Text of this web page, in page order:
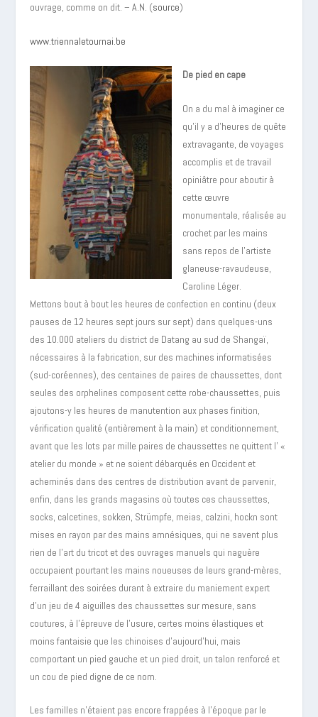
ouvrage, comme on dit. – A.N. (source)
www.triennaletournai.be
De pied en cape
On a du mal à imaginer ce
qu’il y a d’heures de quête
extravagante, de voyages
accomplis et de travail
opiniâtre pour aboutir à
cette œuvre
monumentale, réalisée au
crochet par les mains
sans repos de l’artiste
glaneuse-ravaudeuse,
Caroline Léger.
Mettons bout à bout les heures de confection en continu (deux
pauses de 12 heures sept jours sur sept) dans quelques-uns
des 10.000 ateliers du district de Datang au sud de Shangaï,
nécessaires à la fabrication, sur des machines informatisées
(sud-coréennes), des centaines de paires de chaussettes, dont
seules des orphelines composent cette robe-chaussettes, puis
ajoutons-y les heures de manutention aux phases finition,
vérification qualité (entièrement à la main) et conditionnement,
avant que les lots par mille paires de chaussettes ne quittent l’ «
atelier du monde » et ne soient débarqués en Occident et
acheminés dans des centres de distribution avant de parvenir,
enfin, dans les grands magasins où toutes ces chaussettes,
socks, calcetines, sokken, Strümpfe, meias, calzini, hockn sont
mises en rayon par des mains amnésiques, qui ne savent plus
rien de l’art du tricot et des ouvrages manuels qui naguère
occupaient pourtant les mains noueuses de leurs grand-mères,
ferraillant des soirées durant à extraire du maniement expert
d’un jeu de 4 aiguilles des chaussettes sur mesure, sans
coutures, à l’épreuve de l’usure, certes moins élastiques et
moins fantaisie que les chinoises d’aujourd’hui, mais
comportant un pied gauche et un pied droit, un talon renforcé et
un cou de pied digne de ce nom.
Les familles n’étaient pas encore frappées à l’époque par le